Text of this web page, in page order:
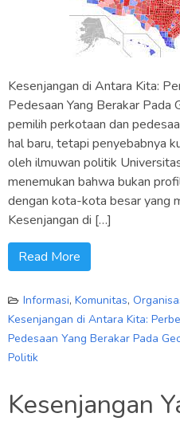
Kesenjangan di Antara Kita:
Pedesaan Yang Berakar Pada
pemilih perkotaan dan
hal baru, tetapi penyebabnya
oleh ilmuwan politik
menemukan bahwa bukan
dengan kota-kota besar yang
Kesenjangan di […]
Read More
Informasi, Komunitas,
Kesenjangan di Antara Kita:
Pedesaan Yang Berakar Pada
Politik
Kesenjangan